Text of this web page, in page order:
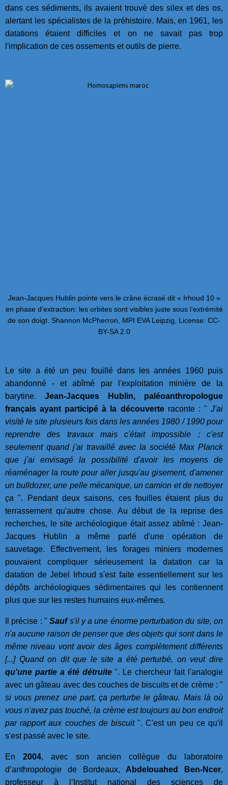
dans ces sédiments, ils avaient trouvé des silex et des os,
alertant les spécialistes de la préhistoire. Mais, en 1961, les
datations étaient difficiles et on ne savait pas trop
l'implication de ces ossements et outils de pierre.
Jean-Jacques Hublin pointe vers le crâne écrasé dit « Irhoud 10 »
en phase d’extraction: les orbites sont visibles juste sous l’extrémité
de son doigt. Shannon McPherron, MPI EVA Leipzig, License: CC-
BY-SA 2.0
Le site a été un peu fouillé dans les années 1960 puis
abandonné - et abîmé par l'exploitation minière de la
barytine. Jean-Jacques Hublin, paléoanthropologue
français ayant participé à la découverteraconte : "J'ai
visité le site plusieurs fois dans les années 1980 / 1990 pour
reprendre des travaux mais c'était impossible ; c'est
seulement quand j'ai travaillé avec la société Max Planck
que j'ai envisagé la possibilité d'avoir les moyens de
réaménager la route pour aller jusqu'au gisement, d'amener
un bulldozer, une pelle mécanique, un camion et de nettoyer
ça ". Pendant deux saisons, ces fouilles étaient plus du
terrassement qu'autre chose. Au début de la reprise des
recherches, le site archéologique était assez abîmé : Jean-
Jacques Hublin a même parlé d'une opération de
sauvetage. Effectivement, les forages miniers modernes
pouvaient compliquer sérieusement la datation car la
datation de Jebel Irhoud s'est faite essentiellement sur les
dépôts archéologiques sédimentaires qui les contiennent
plus que sur les restes humains eux-mêmes.
Il précise : "Saufs'il y a une énorme perturbation du site, on
n'a aucune raison de penser que des objets qui sont dans le
même niveau vont avoir des âges complètement différents
[...] Quand on dit que le site a été perturbé, on veut dire
qu'une partie a été détruite". Le chercheur fait l'analogie
avec un gâteau avec des couches de biscuits et de crème : "
si vous prenez une part, ça perturbe le gâteau. Mais là où
vous n'avez pas touché, la crème est toujours au bon endroit
par rapport aux couches de biscuit". C'est un peu ce qu'il
s'est passé avec le site.
En 2004, avec son ancien collègue du laboratoire
d’anthropologie de Bordeaux, Abdelouahed Ben-Ncer,
professeur à l’Institut national des sciences de